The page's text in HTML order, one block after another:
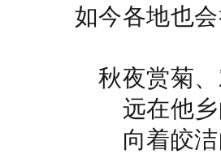
如今各地也
秋夜赏菊
远在他
向着皎